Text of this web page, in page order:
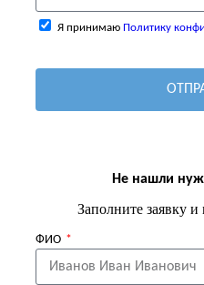
Я принимаю Политику
Не нашли
Заполните заявку
ФИО